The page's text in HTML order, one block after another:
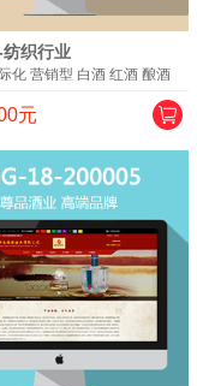
织行业
特点：国际化 营销型 白酒 红酒 酿酒
元